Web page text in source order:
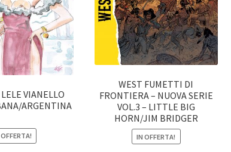
LELE VIANELLO
ARGENTINA
WEST FUMETTI DI
FRONTIERA – NUOVA SERIE
VOL.3 – LITTLE BIG
HORN/JIM BRIDGER
IN OFFERTA!